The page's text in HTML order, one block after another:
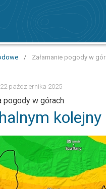
/ Załamanie pogody w
22 października 2025
pogody w górach